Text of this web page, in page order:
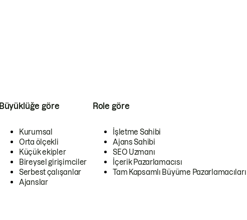
Büyüklüğe göre
Kurumsal
Orta ölçekli
Küçük ekipler
Bireysel girişimciler
Serbest çalışanlar
Ajanslar
Role göre
İşletme Sahibi
Ajans Sahibi
SEO Uzmanı
İçerik Pazarlamacısı
Tam Kapsamlı Büyüme Pazarlamacıları